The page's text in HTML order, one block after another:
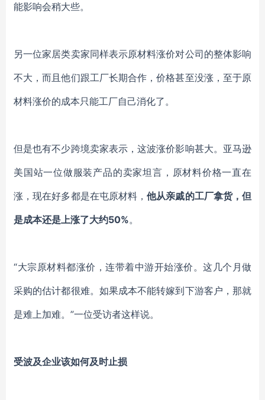
能影响会稍大些。
另一位家居类卖家同样表示原材料涨价对公司的整体影响
不大，而且他们跟工厂长期合作，价格甚至没涨，至于原
材料涨价的成本只能工厂自己消化了。
但是也有不少跨境卖家表示，这波涨价影响甚大。亚马逊
美国站一位做服装产品的卖家坦言，原材料价格一直在
涨，现在好多都是在屯原材料，他从亲戚的工厂拿货，但
是成本还是上涨了大约50%。
“大宗原材料都涨价，连带着中游开始涨价。这几个月做
采购的估计都很难。如果成本不能转嫁到下游客户，那就
是难上加难。 ”一位受访者这样说。
受波及企业该如何及时止损